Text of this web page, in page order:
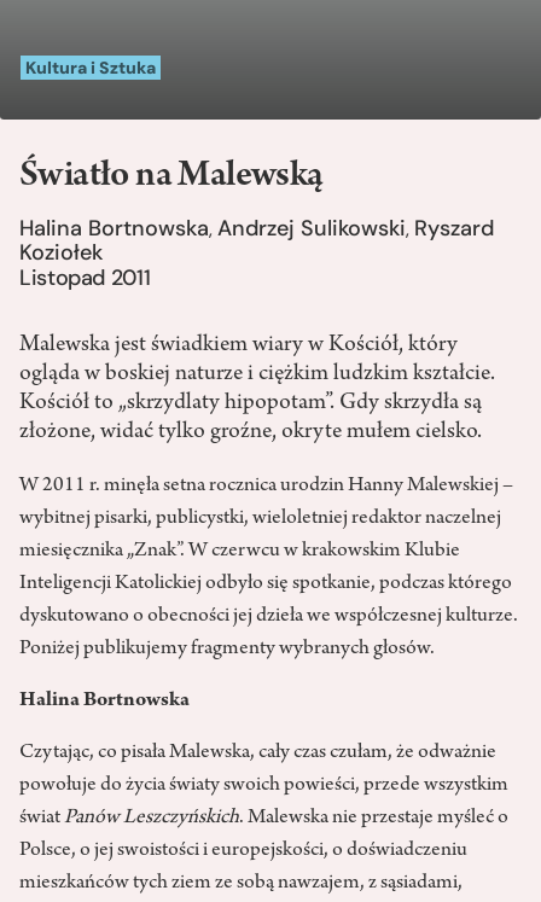
Kultura i Sztuka
Światło na Malewską
Halina Bortnowska,Andrzej Sulikowski, Ryszard
Koziołek
Listopad 2011
Malewska jest świadkiem wiary w Kościół, który
ogląda w boskiej naturze i ciężkim ludzkim kształcie.
Kościół to „skrzydlaty hipopotam”. Gdy skrzydła są
złożone, widać tylko groźne, okryte mułem cielsko.
W 2011 r. minęła setna rocznica urodzin Hanny Malewskiej –
wybitnej pisarki, publicystki, wieloletniej redaktor naczelnej
miesięcznika „Znak”. W czerwcu w krakowskim Klubie
Inteligencji Katolickiej odbyło się spotkanie, podczas którego
dyskutowano o obecności jej dzieła we współczesnej kulturze.
Poniżej publikujemy fragmenty wybranych głosów.
Halina Bortnowska
Czytając, co pisała Malewska, cały czas czułam, że odważnie
powołuje do życia światy swoich powieści, przede wszystkim
światPanów Leszczyńskich. Malewska nie przestaje myśleć o
Polsce, o jej swoistości i europejskości, o doświadczeniu
mieszkańców tych ziem ze sobą nawzajem, z sąsiadami,